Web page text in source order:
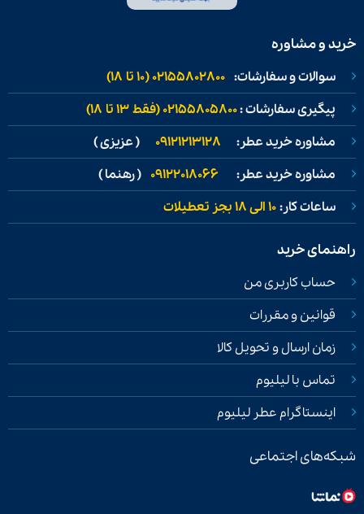
خرید و مشاوره
سوالات و سفارشات: 02155802800 (۱۰ تا ۱۸)
پیگیری سفارشات :02155805800 (فقط ۱۳ تا ۱۸)
مشاوره خرید عطر: 09121213128 ( عزیزی )
مشاوره خرید عطر: 09122018066 ( رهنما )
ساعات کار:۱۰ الی ۱۸ بجز تعطیلات
راهنمای خرید
حساب کاربری من
قوانین و مقررات
زمان ارسال و تحویل کالا
تماس با لیلیوم
اینستاگرام عطر لیلیوم
شبکه‌های اجتماعی